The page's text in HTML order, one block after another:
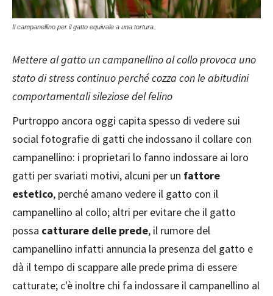
Il campanellino per il gatto equivale a una tortura.
Mettere al gatto un campanellino al collo provoca uno
stato di stress continuo perché cozza con le abitudini
comportamentali sileziose del felino
Purtroppo ancora oggi capita spesso di vedere sui
social fotografie di gatti che indossano il collare con
campanellino: i proprietari lo fanno indossare ai loro
gatti per svariati motivi, alcuni per un fattore
estetico, perché amano vedere il gatto con il
campanellino al collo; altri per evitare che il gatto
possa catturare delle prede, il rumore del
campanellino infatti annuncia la presenza del gatto e
dà il tempo di scappare alle prede prima di essere
catturate; c'è inoltre chi fa indossare il campanellino al